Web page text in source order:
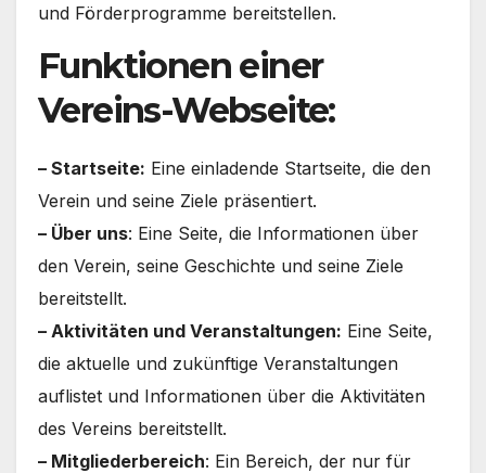
und Förderprogramme bereitstellen.
Funktionen einer
Vereins-Webseite:
– Startseite: Eine einladende Startseite, die den
Verein und seine Ziele präsentiert.
– Über uns: Eine Seite, die Informationen über
den Verein, seine Geschichte und seine Ziele
bereitstellt.
– Aktivitäten und Veranstaltungen: Eine Seite,
die aktuelle und zukünftige Veranstaltungen
auflistet und Informationen über die Aktivitäten
des Vereins bereitstellt.
– Mitgliederbereich: Ein Bereich, der nur für